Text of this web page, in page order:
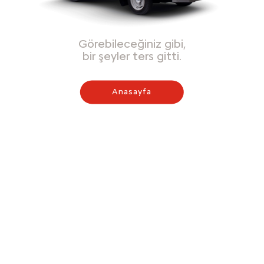
Görebileceğiniz gibi,
bir şeyler ters gitti.
Anasayfa